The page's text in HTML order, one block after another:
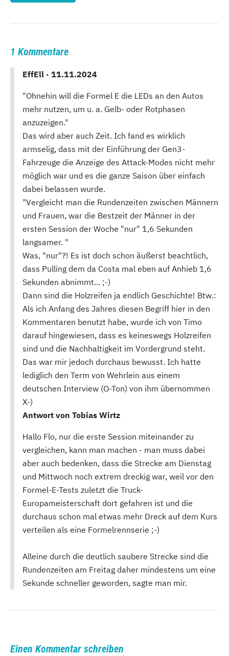
1 Kommentare
EffEll · 11.11.2024
"Ohnehin will die Formel E die LEDs an den Autos
mehr nutzen, um u. a. Gelb- oder Rotphasen
anzuzeigen."
Das wird aber auch Zeit. Ich fand es wirklich
armselig, dass mit der Einführung der Gen3-
Fahrzeuge die Anzeige des Attack-Modes nicht mehr
möglich war und es die ganze Saison über einfach
dabei belassen wurde.
"Vergleicht man die Rundenzeiten zwischen Männern
und Frauen, war die Bestzeit der Männer in der
ersten Session der Woche "nur" 1,6 Sekunden
langsamer. "
Was, "nur"?! Es ist doch schon äußerst beachtlich,
dass Pulling dem da Costa mal eben auf Anhieb 1,6
Sekunden abnimmt... ;-)
Dann sind die Holzreifen ja endlich Geschichte! Btw.:
Als ich Anfang des Jahres diesen Begriff hier in den
Kommentaren benutzt habe, wurde ich von Timo
darauf hingewiesen, dass es keineswegs Holzreifen
sind und die Nachhaltigkeit im Vordergrund steht.
Das war mir jedoch durchaus bewusst. Ich hatte
lediglich den Term von Wehrlein aus einem
deutschen Interview (O-Ton) von ihm übernommen
X-)
Antwort von Tobias Wirtz
Hallo Flo, nur die erste Session miteinander zu
vergleichen, kann man machen - man muss dabei
aber auch bedenken, dass die Strecke am Dienstag
und Mittwoch noch extrem dreckig war, weil vor den
Formel-E-Tests zuletzt die Truck-
Europameisterschaft dort gefahren ist und die
durchaus schon mal etwas mehr Dreck auf dem Kurs
verteilen als eine Formelrennserie ;-)
Alleine durch die deutlich saubere Strecke sind die
Rundenzeiten am Freitag daher mindestens um eine
Sekunde schneller geworden, sagte man mir.
Einen Kommentar schreiben